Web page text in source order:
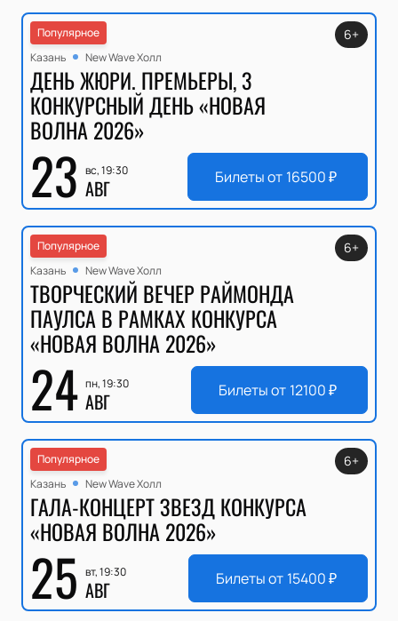
Популярное
Казань
New Wave Холл
ДЕНЬ ЖЮРИ. ПРЕМЬЕРЫ, 3
КОНКУРСНЫЙ ДЕНЬ «НОВАЯ
ВОЛНА 2026»
23 вс, 19:30
АВГ
6+
Билеты от 16500₽
Популярное
Казань
New Wave Холл
ТВОРЧЕСКИЙ ВЕЧЕР РАЙМОНДА
ПАУЛСА В РАМКАХ КОНКУРСА
«НОВАЯ ВОЛНА 2026»
24 пн, 19:30
АВГ
6+
Билеты от 12100₽
Популярное
Казань
New Wave Холл
ГАЛА-КОНЦЕРТ ЗВЕЗД КОНКУРСА
«НОВАЯ ВОЛНА 2026»
25 вт, 19:30
АВГ
6+
Билеты от 15400₽